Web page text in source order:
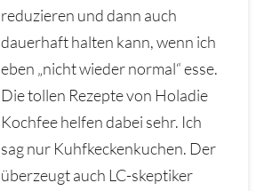
reduzieren und dann auch
dauerhaft halten kann, wenn ich
eben „nicht wieder normal“ esse.
Die tollen Rezepte von Holadie
Kochfee helfen dabei sehr. Ich
sag nur Kuhfkeckenkuchen. Der
überzeugt auch LC-skeptiker